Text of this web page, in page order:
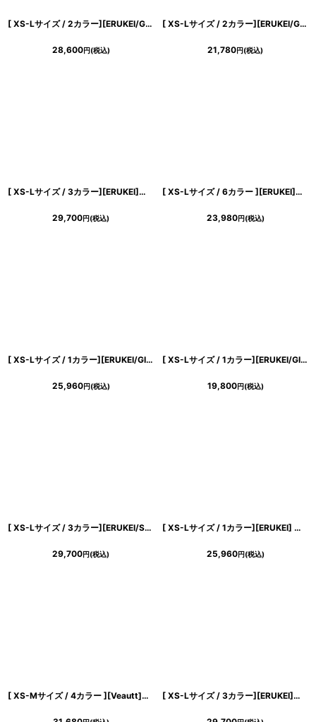
[ XS-Lサイズ / 2カラー][ERUKEI/GINZA COUTURE]シンプル・リボン・ラインストーン・タイト・マーメイド・ミディアムドレス・ワンピース[送料無料]
28,600円(税込)
[ XS-Lサイズ / 2カラー][ERUKEI/GINZA COUTURE]シンプル・スパンコール・無地・フリル・半袖・Aライン・ミニドレス・ワンピース[送料無料]
21,780円(税込)
[ XS-Lサイズ / 3カラー][ERUKEI]総レース・シンプル・Vネック・ヘムライン・マーメイド・ミディアムドレス・ワンピース[薗田杏奈着用]《送料＆代引き手数料無料》
29,700円(税込)
[ XS-Lサイズ / 6カラー ][ERUKEI]首元フリル・ウエストマーク・アメリカンスリーブ・ティアード・Aライン・ミニドレス・ワンピース[黒木麗奈着用][送料無料]
23,980円(税込)
[ XS-Lサイズ / 1カラー][ERUKEI/GINZA COUTURE]ドット柄・スパンコール・ラインストーン・ポケット・ノースリーブ・Aライン・ミニドレス・ワンピース[送料無料]
25,960円(税込)
[ XS-Lサイズ / 1カラー][ERUKEI/GINZA COUTURE]プリント・ドット柄・ベルト付き・ティアード・フレア・Aライン・ノースリーブ・ミニドレス・ワンピース[送料無料]
19,800円(税込)
[ XS-Lサイズ / 3カラー][ERUKEI/SETTAN]シンプル・ラインストーン・ノースリーブ・Aライン・ミニドレス・ワンピース[送料無料]
29,700円(税込)
[ XS-Lサイズ / 1カラー][ERUKEI] ボートネック・ノースリーブ・ウエスト切替・フレア・Aライン・ミディアムドレス・ワンピース[薗田杏奈着用][送料無料]
25,960円(税込)
[ XS-Mサイズ / 4カラー ][Veautt]ホルターネック・バックオープン・チェーン・ウエストマーク・ミディアムワンピース・フレア《送料＆代引き手数料無料》 [ XS-Lサイズ / 3カラー][ERUKEI]金糸・プリント・オーガンジー・ボートネック・ノースリーブ・フレア・ロングドレス[薗田杏奈着用][送料無料]